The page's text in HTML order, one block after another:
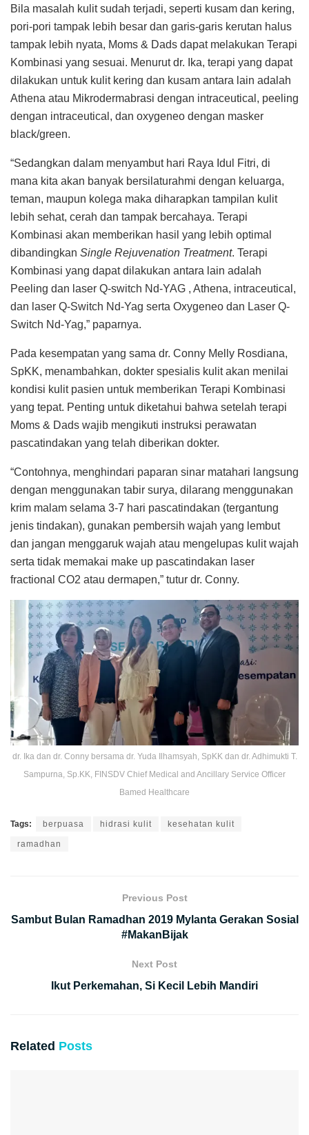
Bila masalah kulit sudah terjadi, seperti kusam dan kering,
pori-pori tampak lebih besar dan garis-garis kerutan halus
tampak lebih nyata, Moms & Dads dapat melakukan Terapi
Kombinasi yang sesuai. Menurut dr. Ika, terapi yang dapat
dilakukan untuk kulit kering dan kusam antara lain adalah
Athena atau Mikrodermabrasi dengan intraceutical, peeling
dengan intraceutical, dan oxygeneo dengan masker
black/green.
“Sedangkan dalam menyambut hari Raya Idul Fitri, di
mana kita akan banyak bersilaturahmi dengan keluarga,
teman, maupun kolega maka diharapkan tampilan kulit
lebih sehat, cerah dan tampak bercahaya. Terapi
Kombinasi akan memberikan hasil yang lebih optimal
dibandingkan Single Rejuvenation Treatment. Terapi
Kombinasi yang dapat dilakukan antara lain adalah
Peeling dan laser Q-switch Nd-YAG , Athena, intraceutical,
dan laser Q-Switch Nd-Yag serta Oxygeneo dan Laser Q-
Switch Nd-Yag,” paparnya.
Pada kesempatan yang sama dr. Conny Melly Rosdiana,
SpKK, menambahkan, dokter spesialis kulit akan menilai
kondisi kulit pasien untuk memberikan Terapi Kombinasi
yang tepat. Penting untuk diketahui bahwa setelah terapi
Moms & Dads wajib mengikuti instruksi perawatan
pascatindakan yang telah diberikan dokter.
“Contohnya, menghindari paparan sinar matahari langsung
dengan menggunakan tabir surya, dilarang menggunakan
krim malam selama 3-7 hari pascatindakan (tergantung
jenis tindakan), gunakan pembersih wajah yang lembut
dan jangan menggaruk wajah atau mengelupas kulit wajah
serta tidak memakai make up pascatindakan laser
fractional CO2 atau dermapen,” tutur dr. Conny.
dr. Ika dan dr. Conny bersama dr. Yuda Ilhamsyah, SpKK dan dr. Adhimukti T.
Sampurna, Sp.KK, FINSDV Chief Medical and Ancillary Service Officer
Bamed Healthcare
Tags: berpuasa hidrasi kulit kesehatan kulit
ramadhan
Previous Post
Sambut Bulan Ramadhan 2019 Mylanta Gerakan Sosial
#MakanBijak
Next Post
Ikut Perkemahan, Si Kecil Lebih Mandiri
Related Posts